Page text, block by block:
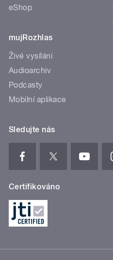
eShop
mujRozhlas
Živé vysílání
Audioarchiv
Podcasty
Mobilní aplikace
Sledujte nás
Certifikováno